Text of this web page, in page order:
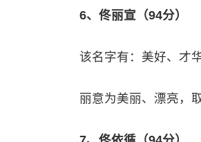
6、佟丽宣（94分）
该名字有：美好、才
丽意为美丽、漂亮，